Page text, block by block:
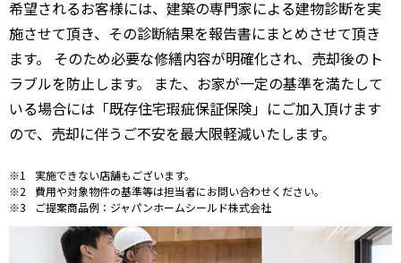
希望されるお客様には、建築の専門家による建物診断を実
施させて頂き、その診断結果を報告書にまとめさせて頂き
ます。 そのため必要な修繕内容が明確化され、売却後のト
ラブルを防止します。 また、お家が一定の基準を満たして
いる場合には「既存住宅瑕疵保証保険」にご加入頂けます
ので、売却に伴うご不安を最大限軽減いたします。
実施できない店舗もございます。
費用や対象物件の基準等は担当者にお問い合わせください。
ご提案商品例：ジャパンホームシールド株式会社